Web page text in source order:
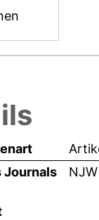
Journals
NJW